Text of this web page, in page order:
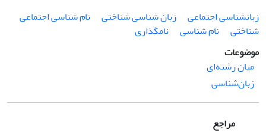
زبانشناسی اجتماعی
زبان شناسی شناختی
نام شناسی اجتماعی
شناختی
نام شناسی
نامگذاری
موضوعات
میان رشته‌ای
زبان‌شناسی
مراجع